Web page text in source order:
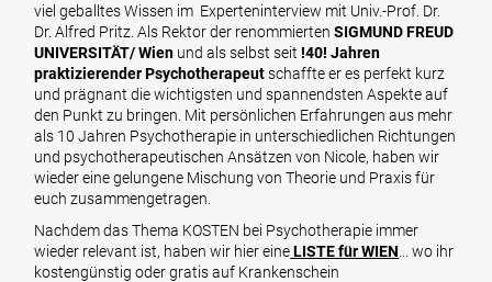
viel geballtes Wissen im Experteninterview mit Univ.-Prof. Dr.
Dr. Alfred Pritz. Als Rektor der renommiertenSIGMUND FREUD
UNIVERSITÄT/ Wien und als selbst seit !40! Jahren
praktizierender Psychotherapeutschaffte er es perfekt kurz
und prägnant die wichtigsten und spannendsten Aspekte auf
den Punkt zu bringen. Mit persönlichen Erfahrungen aus mehr
als 10 Jahren Psychotherapie in unterschiedlichen Richtungen
und psychotherapeutischen Ansätzen von Nicole, haben wir
wieder eine gelungene Mischung von Theorie und Praxis für
euch zusammengetragen.
Nachdem das Thema KOSTEN bei Psychotherapie immer
wieder relevant ist, haben wir hier eineLISTE für WIEN ... wo ihr
kostengünstig oder gratis auf Krankenschein